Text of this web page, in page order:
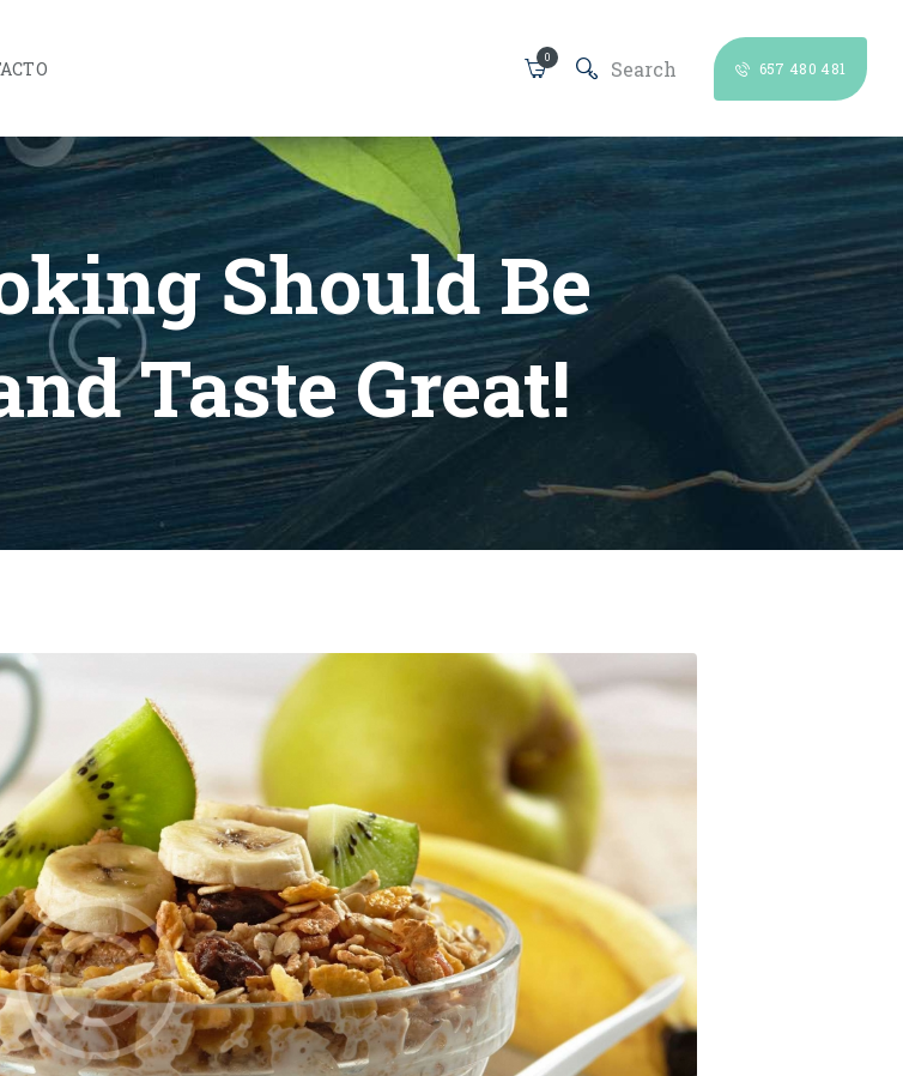
0
657 480 481
Should Be
Taste Great!